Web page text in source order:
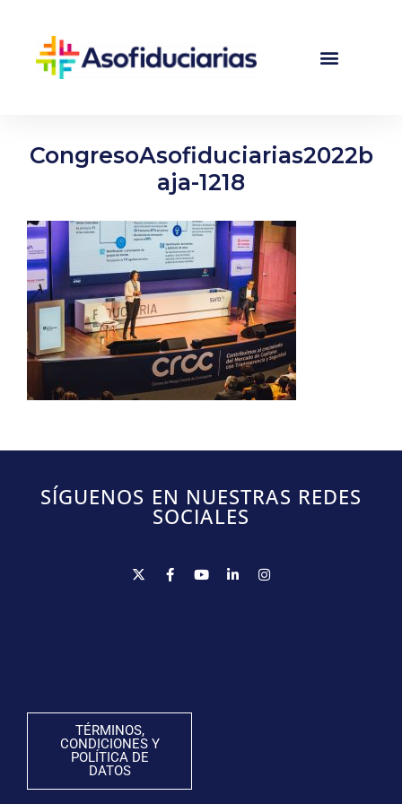
CongresoAsofiduciarias2022b
aja-1218
SÍGUENOS EN NUESTRAS REDES
SOCIALES
TÉRMINOS,
CONDICIONES Y
POLÍTICA DE
DATOS